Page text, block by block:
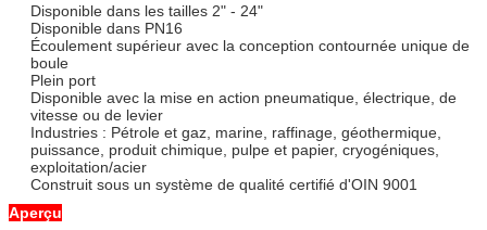
Disponible dans les tailles 2" - 24"
Disponible dans PN16
Écoulement supérieur avec la conception contournée unique de
boule
Plein port
Disponible avec la mise en action pneumatique, électrique, de
vitesse ou de levier
Industries : Pétrole et gaz, marine, raffinage, géothermique,
puissance, produit chimique, pulpe et papier, cryogéniques,
exploitation/acier
Construit sous un système de qualité certifié d'OIN 9001
Aperçu